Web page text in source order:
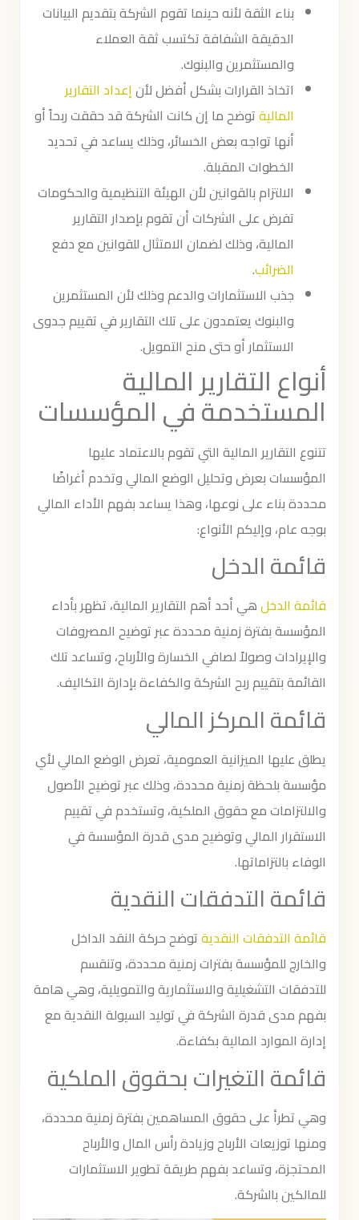
بناء الثقة لأنه حينما تقوم الشركة بتقديم البيانات
الدقيقة الشفافة تكتسب ثقة العملاء
والمستثمرين والبنوك.
اتخاذ القرارات بشكل أفضل لأنإعداد التقارير
الماليةتوضح ما إن كانت الشركة قد حققت ربحاً أو
أنها تواجه بعض الخسائر، وذلك يساعد في تحديد
الخطوات المقبلة.
الالتزام بالقوانين لأن الهيئة التنظيمية والحكومات
تفرض على الشركات أن تقوم بإصدار التقارير
المالية، وذلك لضمان الامتثال للقوانين مع دفع
الضرائب.
جذب الاستثمارات والدعم وذلك لأن المستثمرين
والبنوك يعتمدون على تلك التقارير في تقييم جدوى
الاستثمار أو حتى منح التمويل.
أنواع التقارير المالية
المستخدمة في المؤسسات
تتنوع التقارير المالية التي تقوم بالاعتماد عليها
المؤسسات بعرض وتحليل الوضع المالي وتخدم أغراضًا
محددة بناء على نوعها، وهذا يساعد بفهم الأداء المالي
بوجه عام، وإليكم الأنواع:
قائمة الدخل
قائمة الدخلهي أحد أهم التقارير المالية، تظهر بأداء
المؤسسة بفترة زمنية محددة عبر توضيح المصروفات
والإيرادات وصولاً لصافي الخسارة والأرباح، وتساعد تلك
القائمة بتقييم ربح الشركة والكفاءة بإدارة التكاليف.
قائمة المركز المالي
يطلق عليها الميزانية العمومية، تعرض الوضع المالي لأي
مؤسسة بلحظة زمنية محددة، وذلك عبر توضيح الأصول
والالتزامات مع حقوق الملكية، وتستخدم في تقييم
الاستقرار المالي وتوضيح مدى قدرة المؤسسة في
الوفاء بالتزاماتها.
قائمة التدفقات النقدية
قائمة التدفقات النقديةتوضح حركة النقد الداخل
والخارج للمؤسسة بفترات زمنية محددة، وتنقسم
للتدفقات التشغيلية والاستثمارية والتمويلية، وهي هامة
بفهم مدى قدرة الشركة في توليد السيولة النقدية مع
إدارة الموارد المالية بكفاءة.
قائمة التغيرات بحقوق الملكية
وهي تطرأ على حقوق المساهمين بفترة زمنية محددة،
ومنها توزيعات الأرباح وزيادة رأس المال والأرباح
المحتجزة، وتساعد بفهم طريقة تطوير الاستثمارات
للمالكين بالشركة.